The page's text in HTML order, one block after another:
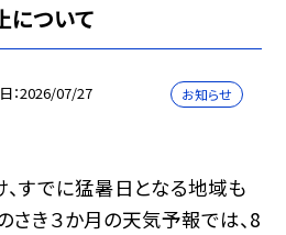
について
2026/07/27 お知らせ
すでに猛暑日となる地域も
さき３か月の天気予報では、8